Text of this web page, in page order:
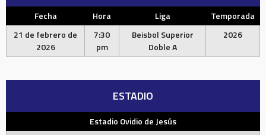
Fecha Hora Liga
Temporada
21 de febrero de
2026
7:30
pm
Beisbol Superior
Doble A
2026
ESTADIO
Estadio Ovidio de Jesús